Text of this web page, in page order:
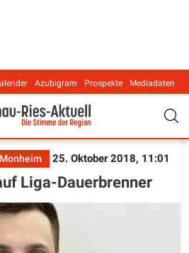
Azubigram Prospekte Mediadaten
Monheim 25. Oktober 2018, 11:01
Liga-Dauerbrenner